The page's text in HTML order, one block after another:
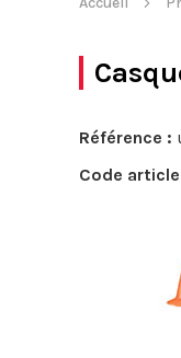
Référence :
Code